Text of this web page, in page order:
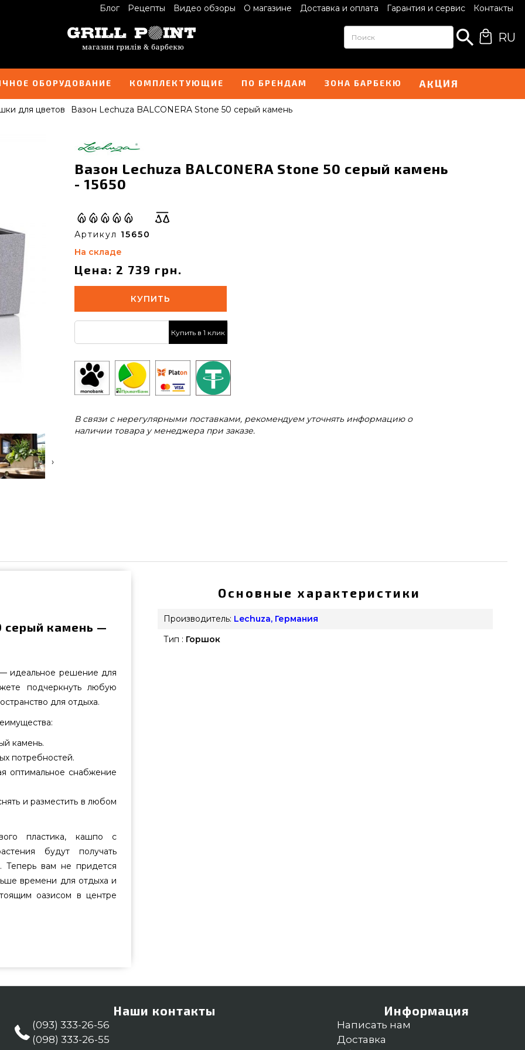
Блог Рецепты Видео обзоры О магазине Доставка и оплата Гарантия и сервис Контакты
RU
ОБОРУДОВАНИЕ КОМПЛЕКТУЮЩИЕ ПО БРЕНДАМ ЗОНА БАРБЕКЮ АКЦИЯ
для цветов Вазон Lechuza BALCONERA Stone 50 серый камень
›
Вазон Lechuza BALCONERA Stone 50 серый камень
- 15650
Артикул 15650
На складе
Цена: 2 739 грн.
КУПИТЬ
Купить в 1 клик
В связи с нерегулярными поставками, рекомендуем уточнять информацию о
наличии товара у менеджера при заказе.
серый камень —
идеальное решение для
подчеркнуть любую
для отдыха.
камень.
потребностей.
оптимальное снабжение
и разместить в любом
пластика, кашпо с
будут получать
вам не придется
времени для отдыха и
оазисом в центре
и купите также Вазоны и
прямо сейчас нашим
Основные характеристики
Производитель: Lechuza, Германия
Тип : Горшок
Наши контакты
(093) 333-26-56
(098) 333-26-55
Информация
Написать нам
Доставка